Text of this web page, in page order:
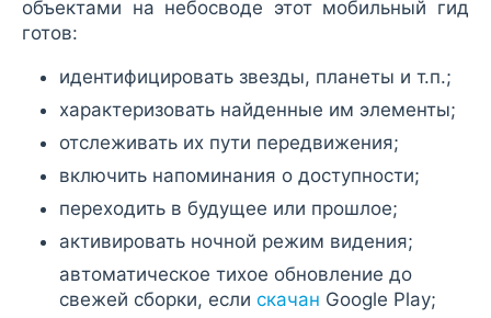
объектами на небосводе этот мобильный гид
готов:
идентифицировать звезды, планеты и т.п.;
характеризовать найденные им элементы;
отслеживать их пути передвижения;
включить напоминания о доступности;
переходить в будущее или прошлое;
активировать ночной режим видения;
автоматическое тихое обновление до
свежей сборки, если скачан Google Play;